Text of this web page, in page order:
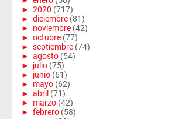
► 2020 (717)
► diciembre (81)
► noviembre (42)
► octubre (77)
► septiembre (74)
► agosto (54)
► julio (75)
► junio (61)
► mayo (62)
► abril (71)
► marzo (42)
► febrero (58)